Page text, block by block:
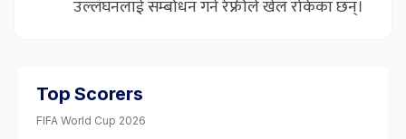
उल्लंघनलाई सम्बोधन गर्न रेफ्रीले खेल रोकेका छन्।
Top Scorers
FIFA World Cup 2026